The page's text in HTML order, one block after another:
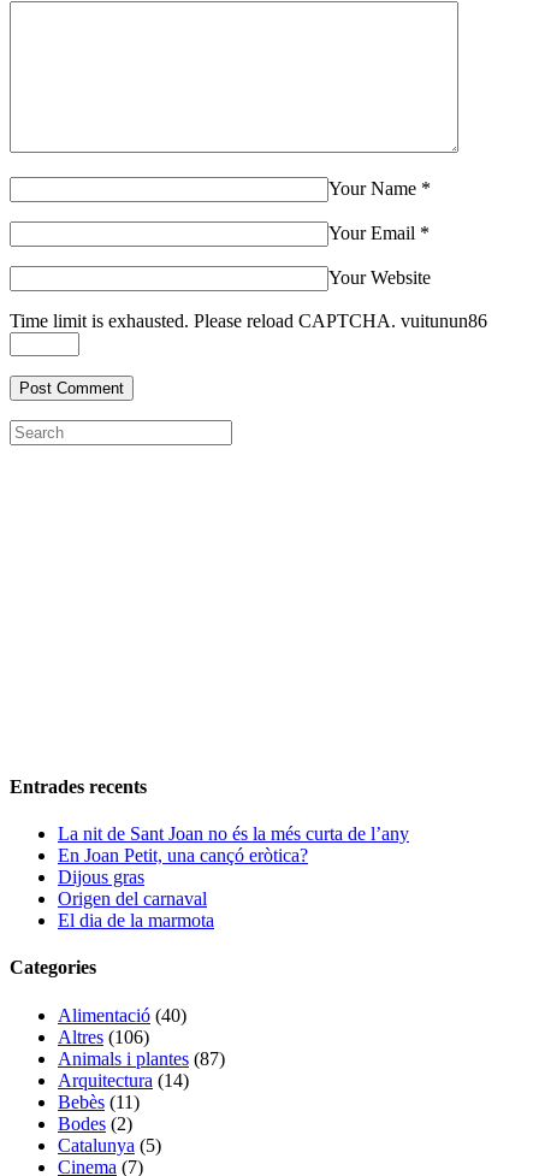
Your Name *
Your Email *
Your Website
Time limit is exhausted. Please reload CAPTCHA. vuitunun86
Entrades recents
La nit de Sant Joan no és la més curta de l’any
En Joan Petit, una cançó eròtica?
Dijous gras
Origen del carnaval
El dia de la marmota
Categories
Alimentació (40)
Altres (106)
Animals i plantes (87)
Arquitectura (14)
Bebès (11)
Bodes (2)
Catalunya (5)
Cinema (7)